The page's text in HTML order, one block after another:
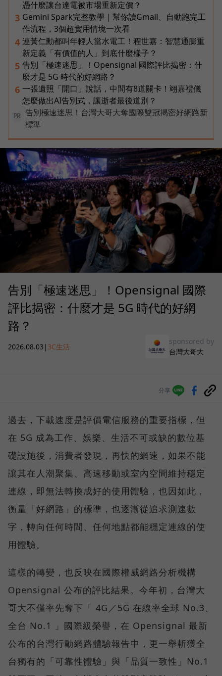
憑什麼讓台達電被市場重新定價？
3 Gemini Spark完整教學｜幫你讀Gmail、自動跑完工
作流程，3個超實用情境一次看
4 連黃仁勳都叫年輕人當水電工！程世嘉：智慧通膨重
新定義「有價值的人」到底什麼樣子？
5 告別「極速迷思」！Opensignal 國際評比揭密：什
麼才是 5G 時代的好網路？
6 一張遺照「開口」說話，中間有8道關卡！翊嘉禮儀
怎麼做出AI告別式，讓逝者最後道別？
PR
告別極速迷思！台灣大哥大奪國際雙冠揭密好網路新
標準
告別「極速迷思」！Opensignal 國際
評比揭密：什麼才是 5G 時代的好網
路？
2026.08.03 | 3C生活
sponsored by
台灣大哥大
分享
過去，下載速度是評價電信服務的重要指標，但
在 5G 成為工作、娛樂、生活不可或缺的數位基
礎設施後，消費者發現，再快的網速，如果不能
讓其在人潮聚集、高速移動或室內空間維持穩定
連線，即無法轉換成好的使用體驗，也因如此，
衡量「好網路」的標準，也逐漸從追求測速數
字，轉向任何時間、任何地點都能穩定連線的使
用體驗。
這樣的轉變，也反映在國際權威網路分析機構
Opensignal 公布的評比結果。今年初，台灣大
哥大不僅率先奪下「 4G／5G 在線率全球 No.3、
全台 No.1 」國際級榮譽，在 Opensignal 最新
公布的台灣行動網路體驗報告中，更一舉斬獲全
台獨有的「可靠性體驗」與「品質一致性」No.1